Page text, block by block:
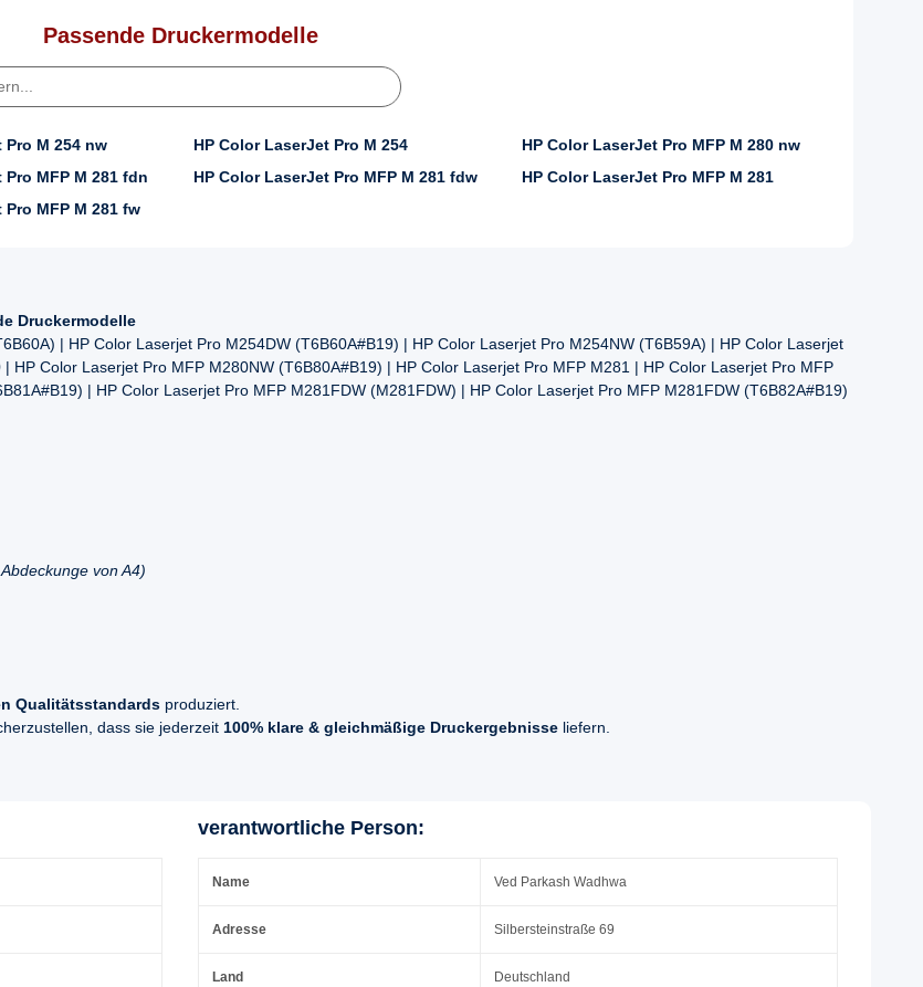
Passende Druckermodelle
Pro M 254 nw HP Color LaserJet Pro M 254
HP Color LaserJet Pro MFP M 280 nw
MFP M 281 fdn HP Color LaserJet Pro MFP M 281 fdw
HP Color LaserJet Pro MFP M 281
MFP M 281 fw
Druckermodelle
| HP Color Laserjet Pro M254DW (T6B60A#B19) | HP Color Laserjet Pro M254NW (T6B59A) | HP Color Laserjet
HP Color Laserjet Pro MFP M280NW (T6B80A#B19) | HP Color Laserjet Pro MFP M281 | HP Color Laserjet Pro MFP
| HP Color Laserjet Pro MFP M281FDW (M281FDW) | HP Color Laserjet Pro MFP M281FDW (T6B82A#B19)
von A4)
Qualitätsstandards produziert.
dass sie jederzeit 100% klare & gleichmäßige Druckergebnisse liefern.
verantwortliche Person:
Name Ved Parkash Wadhwa
Adresse Silbersteinstraße 69
Land Deutschland